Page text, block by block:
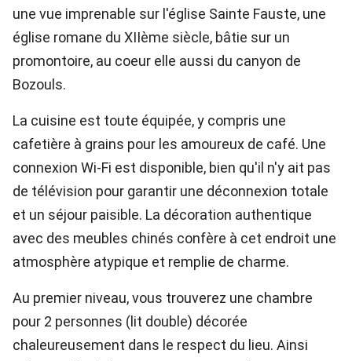
une vue imprenable sur l'église Sainte Fauste, une
église romane du XIIème siècle, bâtie sur un
promontoire, au coeur elle aussi du canyon de
Bozouls.
La cuisine est toute équipée, y compris une
cafetière à grains pour les amoureux de café. Une
connexion Wi-Fi est disponible, bien qu'il n'y ait pas
de télévision pour garantir une déconnexion totale
et un séjour paisible. La décoration authentique
avec des meubles chinés confère à cet endroit une
atmosphère atypique et remplie de charme.
Au premier niveau, vous trouverez une chambre
pour 2 personnes (lit double) décorée
chaleureusement dans le respect du lieu. Ainsi